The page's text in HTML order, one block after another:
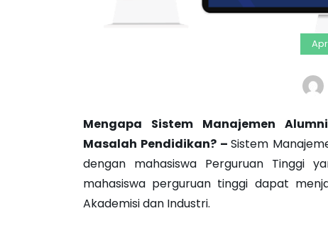
Mengapa Sistem Manajemen
Masalah Pendidikan?–Sistem
dengan mahasiswa Perguruan Tinggi
mahasiswa perguruan tinggi dapat
Akademisi dan Industri.